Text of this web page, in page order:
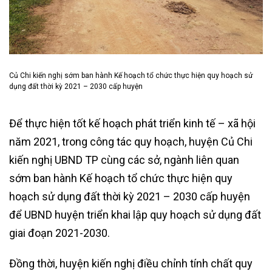
Củ Chi kiến nghị sớm ban hành Kế hoạch tổ chức thực hiện quy hoạch sử
dụng đất thời kỳ 2021 – 2030 cấp huyện
Để thực hiện tốt kế hoạch phát triển kinh tế – xã hội
năm 2021, trong công tác quy hoạch, huyện Củ Chi
kiến nghị UBND TP cùng các sở, ngành liên quan
sớm ban hành Kế hoạch tổ chức thực hiện quy
hoạch sử dụng đất thời kỳ 2021 – 2030 cấp huyện
để UBND huyện triển khai lập quy hoạch sử dụng đất
giai đoạn 2021-2030.
Đồng thời, huyện kiến nghị điều chỉnh tính chất quy